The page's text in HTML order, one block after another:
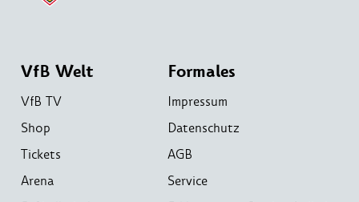
VfB Welt
VfB TV
Shop
Tickets
Arena
Formales
Impressum
Datenschutz
AGB
Service